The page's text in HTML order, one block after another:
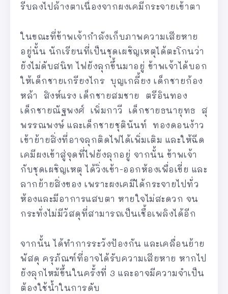
รีบลงไปล้างตาเนื่องจากผงเคมีกระจายเข้าตา
ในขณะที่ข้าพเจ้ากำลังเก็บภาพความเสียหาย
อยู่นั้น นักเรียนที่เป็นชุดเผชิญเหตุได้ตะโกนว่า
ยังไม่ดับสนิท ไฟยังลุกขึ้นมาอยู่ ข้าพเจ้าได้บอก
ให้เด็กชายเกรียงไกร บุญเกลี้ยง เด็กชายก้อง
หล้า สิงห์แรง เด็กชายสมชาย ตรีอินทอง
เด็กชายณัฐพงศ์ เพิ่มกาวี เด็กชายธนายุทธ สุ
พรรณพงษ์ และเด็กชายชุตินันท์ ทองดอนง้าว
เข้าย้ายสิ่งที่อาจลุกติดไฟได้เพิ่มเติม และให้ฉีด
เคมีผงเข้าสู่จุดที่ไฟยังลุกอยู่ จากนั้น ข้าพเจ้า
กับชุดเผชิญเหตุ ได้วิ่งเข้า-ออกห้องเพื่อเขี่ย และ
ลากย้ายสิ่งของ เพราะผงเคมีได้กระจายไปทั่ว
ห้องและมีอาการแสบตา หายใจไม่สะดวก จน
กระทั่งไม่มีวัสดุที่สามารถเป็นเชื้อเพลิงได้อีก
จากนั้น ได้ทำการระวังป้องกัน และเคลื่อนย้าย
พัสดุ ครุภัณฑ์ที่อาจได้รับความเสียหาย หากไป
ยังลุกไหม้ขึ้นในครั้งที่ 3 และอาจมีความจำเป็น
ต้องใช้น้ำในการดับ